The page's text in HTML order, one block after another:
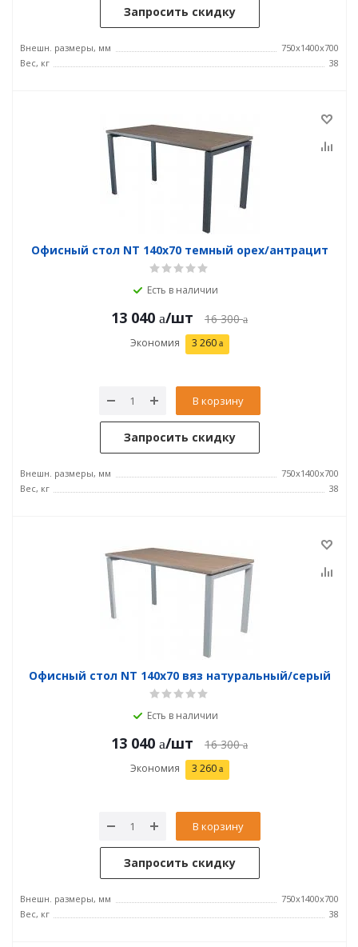
Запросить скидку
Внешн. размеры, мм
750x1400x700
Вес, кг
38
Офисный стол NT 140x70 темный орех/антрацит
Есть в наличии
13 040 /шт 16 300
Экономия 3 260
В корзину
Запросить скидку
Внешн. размеры, мм
750x1400x700
Вес, кг
38
Офисный стол NT 140x70 вяз натуральный/серый
Есть в наличии
13 040 /шт 16 300
Экономия 3 260
В корзину
Запросить скидку
Внешн. размеры, мм
750x1400x700
Вес, кг
38